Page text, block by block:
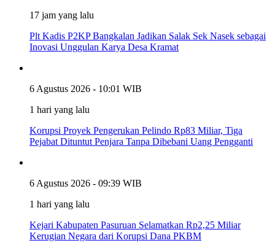
17 jam yang lalu
Plt Kadis P2KP Bangkalan Jadikan Salak Sek Nasek sebagai
Inovasi Unggulan Karya Desa Kramat
6 Agustus 2026 - 10:01 WIB
1 hari yang lalu
Korupsi Proyek Pengerukan Pelindo Rp83 Miliar, Tiga
Pejabat Dituntut Penjara Tanpa Dibebani Uang Pengganti
6 Agustus 2026 - 09:39 WIB
1 hari yang lalu
Kejari Kabupaten Pasuruan Selamatkan Rp2,25 Miliar
Kerugian Negara dari Korupsi Dana PKBM